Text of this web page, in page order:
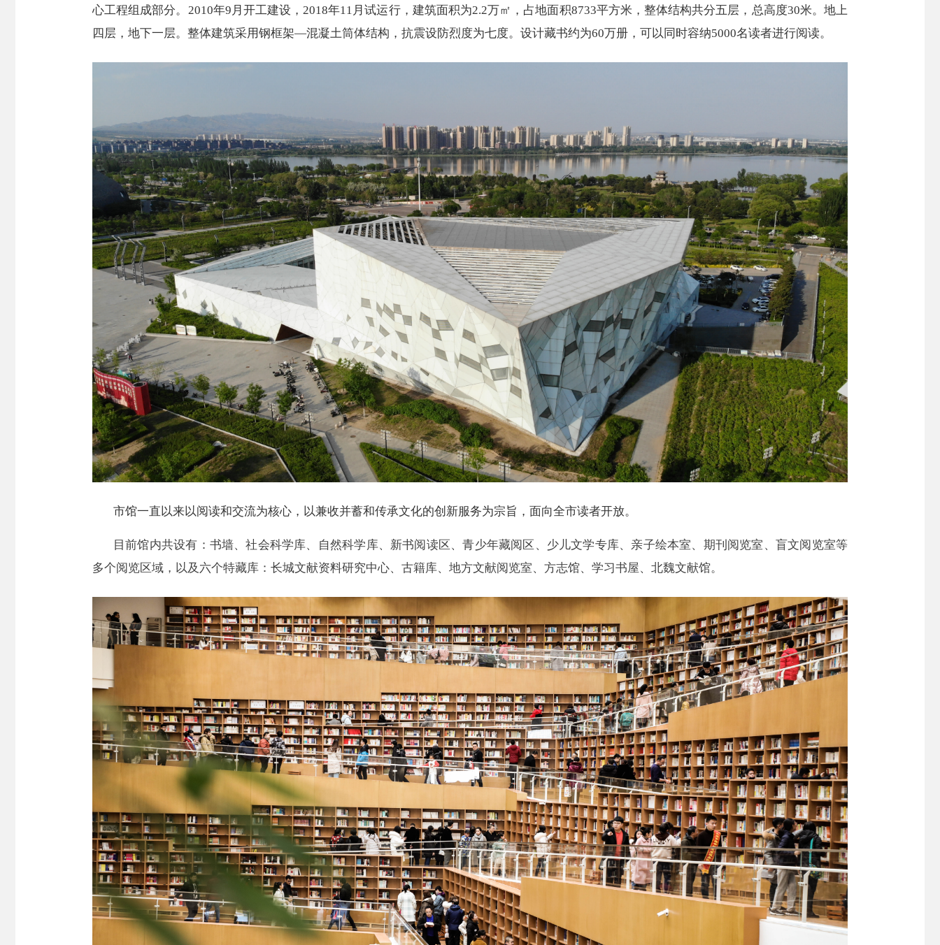
心工程组成部分。2010年9月开工建设，2018年11月试运行，建筑面积为2.2万㎡，占地面积8733平方米，整体结构共分五层，总高度30米。地上
四层，地下一层。整体建筑采用钢框架—混凝土筒体结构，抗震设防烈度为七度。设计藏书约为60万册，可以同时容纳5000名读者进行阅读。
市馆一直以来以阅读和交流为核心，以兼收并蓄和传承文化的创新服务为宗旨，面向全市读者开放。
目前馆内共设有：书墙、社会科学库、自然科学库、新书阅读区、青少年藏阅区、少儿文学专库、亲子绘本室、期刊阅览室、盲文阅览室等
多个阅览区域，以及六个特藏库：长城文献资料研究中心、古籍库、地方文献阅览室、方志馆、学习书屋、北魏文献馆。